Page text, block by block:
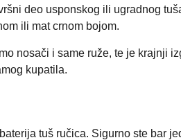
deo usponskog ili ugradnog
ili mat crnom bojom.
nosači i same ruže, te je krajnji
kupatila.
tuš ručica. Sigurno ste bar